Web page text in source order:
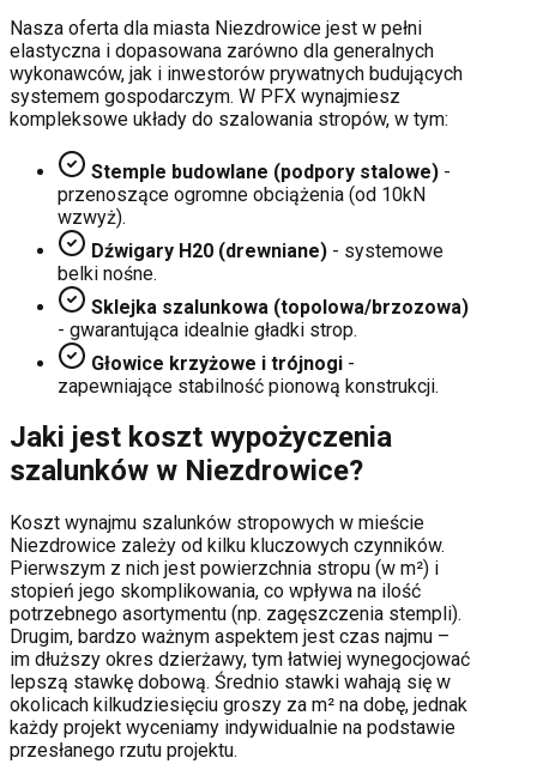
Nasza oferta dla miasta Niezdrowice jest w pełni
elastyczna i dopasowana zarówno dla generalnych
wykonawców, jak i inwestorów prywatnych budujących
systemem gospodarczym. W PFX wynajmiesz
kompleksowe układy do szalowania stropów, w tym:
Stemple budowlane (podpory stalowe) -
przenoszące ogromne obciążenia (od 10kN
wzwyż).
Dźwigary H20 (drewniane) - systemowe
belki nośne.
Sklejka szalunkowa (topolowa/brzozowa)
- gwarantująca idealnie gładki strop.
Głowice krzyżowe i trójnogi -
zapewniające stabilność pionową konstrukcji.
Jaki jest koszt wypożyczenia
szalunków w Niezdrowice?
Koszt wynajmu szalunków stropowych w mieście
Niezdrowice zależy od kilku kluczowych czynników.
Pierwszym z nich jest powierzchnia stropu (w m²) i
stopień jego skomplikowania, co wpływa na ilość
potrzebnego asortymentu (np. zagęszczenia stempli).
Drugim, bardzo ważnym aspektem jest czas najmu –
im dłuższy okres dzierżawy, tym łatwiej wynegocjować
lepszą stawkę dobową. Średnio stawki wahają się w
okolicach kilkudziesięciu groszy za m² na dobę, jednak
każdy projekt wyceniamy indywidualnie na podstawie
przesłanego rzutu projektu.